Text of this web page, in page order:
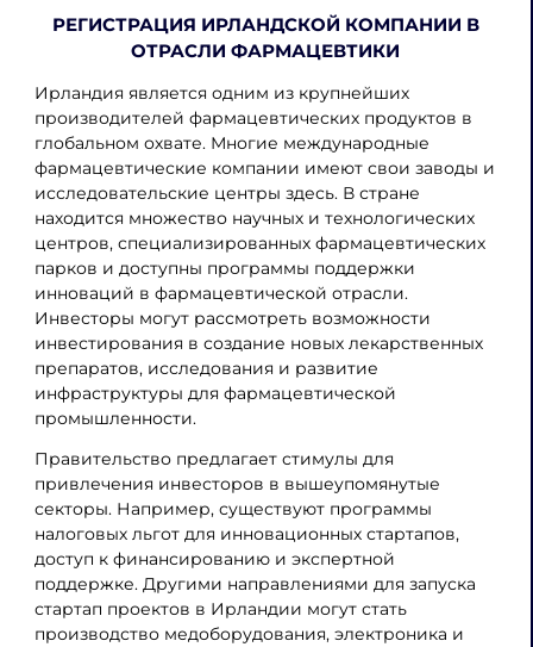
РЕГИСТРАЦИЯ ИРЛАНДСКОЙ КОМПАНИИ В
ОТРАСЛИ ФАРМАЦЕВТИКИ
Ирландия является одним из крупнейших
производителей фармацевтических продуктов в
глобальном охвате. Многие международные
фармацевтические компании имеют свои заводы и
исследовательские центры здесь. В стране
находится множество научных и технологических
центров, специализированных фармацевтических
парков и доступны программы поддержки
инноваций в фармацевтической отрасли.
Инвесторы могут рассмотреть возможности
инвестирования в создание новых лекарственных
препаратов, исследования и развитие
инфраструктуры для фармацевтической
промышленности.
Правительство предлагает стимулы для
привлечения инвесторов в вышеупомянутые
секторы. Например, существуют программы
налоговых льгот для инновационных стартапов,
доступ к финансированию и экспертной
поддержке. Другими направлениями для запуска
стартап проектов в Ирландии могут стать
производство медоборудования, электроника и